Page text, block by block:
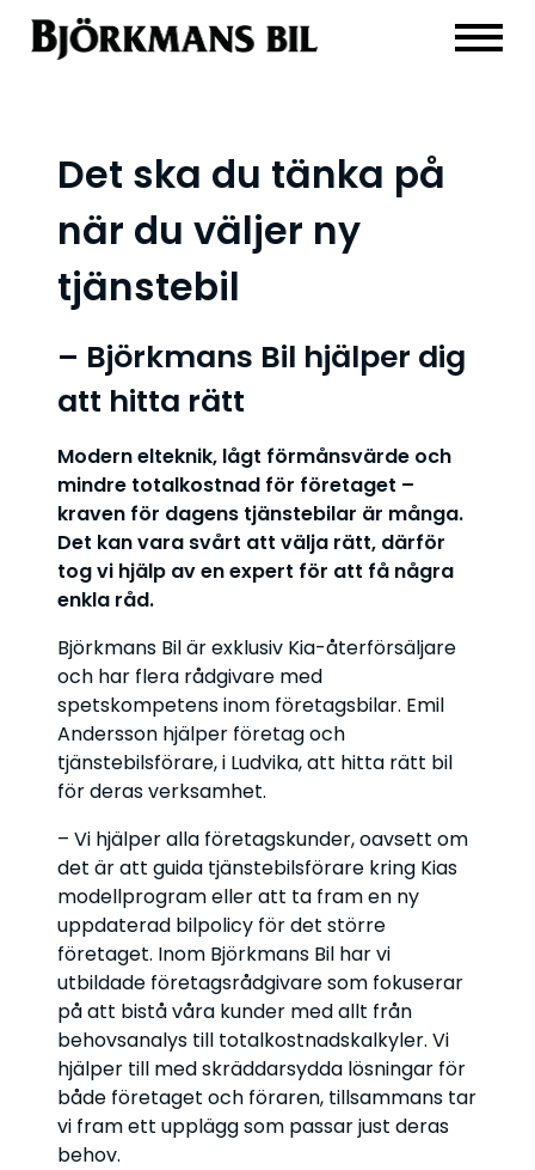
Det ska du tänka på
när du väljer ny
tjänstebil
– Björkmans Bil hjälper dig
att hitta rätt
Modern elteknik, lågt förmånsvärde och
mindre totalkostnad för företaget –
kraven för dagens tjänstebilar är många.
Det kan vara svårt att välja rätt, därför
tog vi hjälp av en expert för att få några
enkla råd.
Björkmans Bil är exklusiv Kia-återförsäljare
och har flera rådgivare med
spetskompetens inom företagsbilar. Emil
Andersson hjälper företag och
tjänstebilsförare, i Ludvika, att hitta rätt bil
för deras verksamhet.
– Vi hjälper alla företagskunder, oavsett om
det är att guida tjänstebilsförare kring Kias
modellprogram eller att ta fram en ny
uppdaterad bilpolicy för det större
företaget. Inom Björkmans Bil har vi
utbildade företagsrådgivare som fokuserar
på att bistå våra kunder med allt från
behovsanalys till totalkostnadskalkyler. Vi
hjälper till med skräddarsydda lösningar för
både företaget och föraren, tillsammans tar
vi fram ett upplägg som passar just deras
behov.